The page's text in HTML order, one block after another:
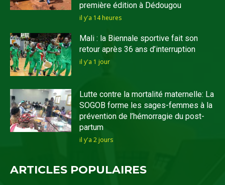
première édition à Dédougou
il y'a 14 heures
Mali : la Biennale sportive fait son
retour après 36 ans d’interruption
il y'a 1 jour
Lutte contre la mortalité maternelle: La
SOGOB forme les sages-femmes à la
prévention de l’hémorragie du post-
partum
il y'a 2 jours
ARTICLES POPULAIRES